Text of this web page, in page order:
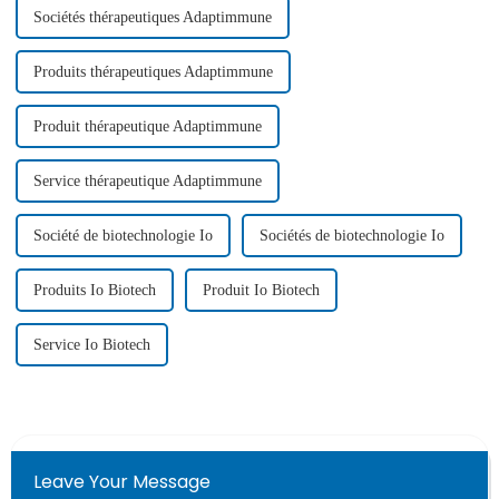
Sociétés thérapeutiques Adaptimmune
Produits thérapeutiques Adaptimmune
Produit thérapeutique Adaptimmune
Service thérapeutique Adaptimmune
Société de biotechnologie Io Sociétés de biotechnologie Io
Produits Io Biotech Produit Io Biotech
Service Io Biotech
Leave Your Message